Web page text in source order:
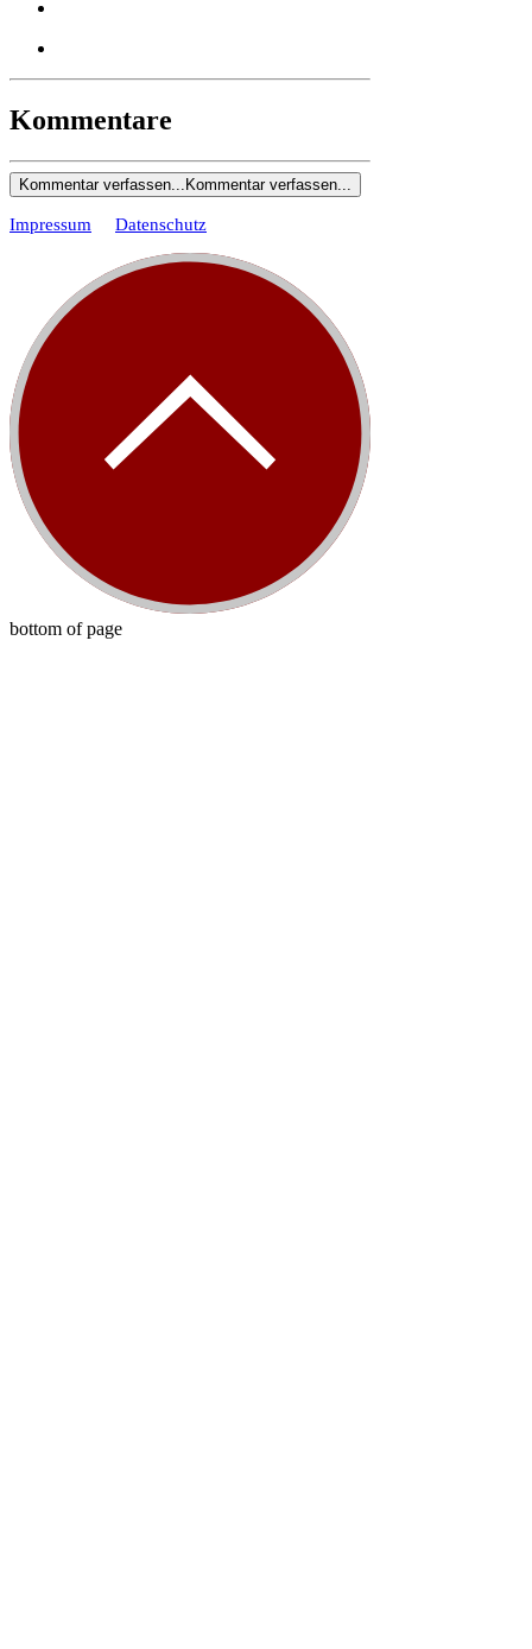
Kommentare
Kommentar verfassen... Kommentar verfassen...
Impressum Datenschutz
bottom of page